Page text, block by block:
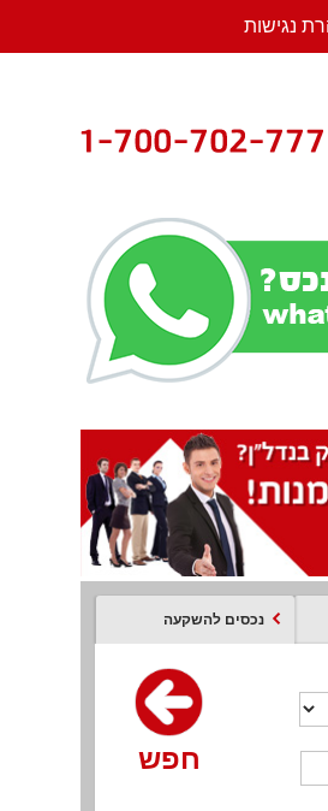
נגישות
נכסים להשקעה
חפש
חפש
חפש
חפש
חפש
חפש